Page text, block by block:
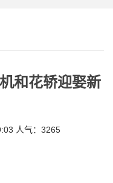
和花轿迎娶新
人气：3265